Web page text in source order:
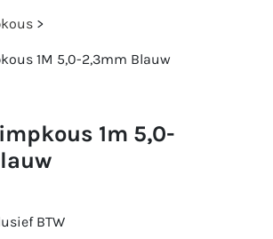
>
1M 5,0-2,3mm Blauw
BTW